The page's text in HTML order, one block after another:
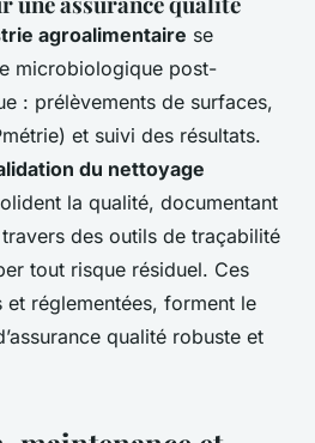
agroalimentaire se
microbiologique post-
: prélèvements de surfaces,
et suivi des résultats.
du nettoyage
la qualité, documentant
des outils de traçabilité
tout risque résiduel. Ces
réglementées, forment le
qualité robuste et